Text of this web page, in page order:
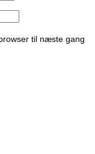
til næste gang